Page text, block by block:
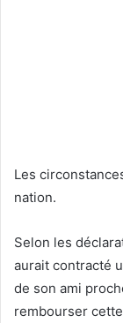
Les
nation.
Selon les
aurait contracté
de son ami
rembourser